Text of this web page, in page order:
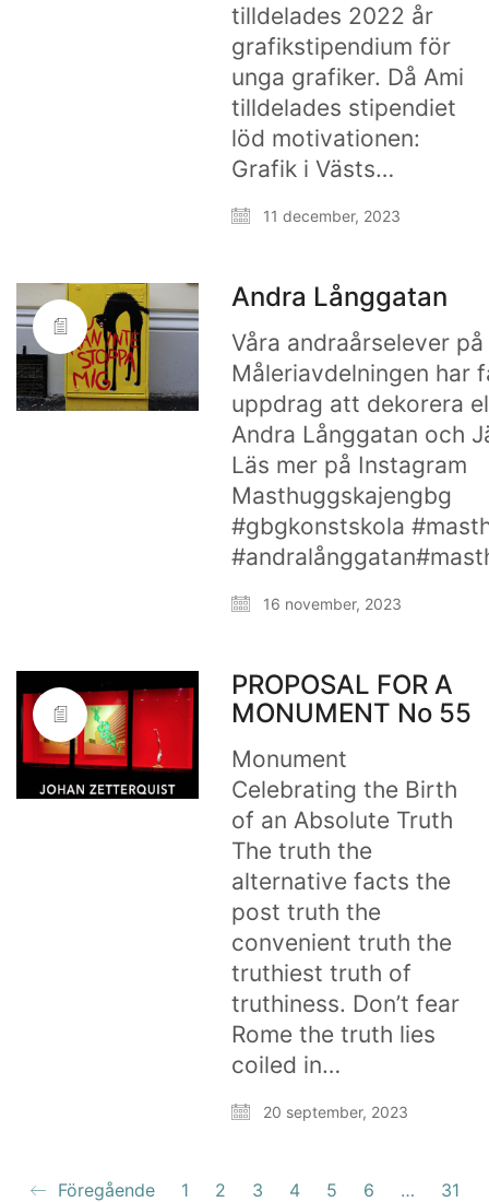
tilldelades 2022 år
grafikstipendium för
unga grafiker. Då Ami
tilldelades stipendiet
löd motivationen:
Grafik i Västs…
11 december, 2023
Andra Långgatan
Våra andraårselever på
Måleriavdelningen har
uppdrag att dekorera
Andra Långgatan och
Läs mer på Instagram
Masthuggskajengbg
#gbgkonstskola
16 november, 2023
PROPOSAL FOR A
MONUMENT No 55
Monument
Celebrating the Birth
of an Absolute Truth
The truth the
alternative facts the
post truth the
convenient truth the
truthiest truth of
truthiness. Don’t fear
Rome the truth lies
coiled in…
20 september, 2023
Föregående 1 2 3 4 5 6 …
31